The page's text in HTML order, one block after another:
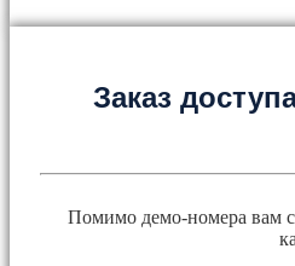
Заказ
Помимо демо-номера вам